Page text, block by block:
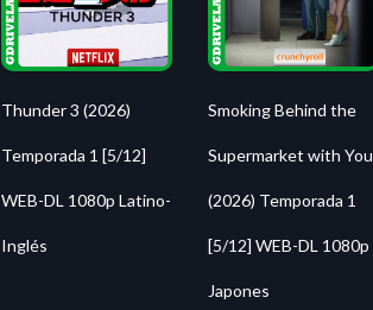
Thunder 3 (2026)
Temporada 1 [5/12]
WEB-DL 1080p Latino-
Inglés
Smoking Behind the
Supermarket with You
(2026) Temporada 1
[5/12] WEB-DL 1080p
Japones